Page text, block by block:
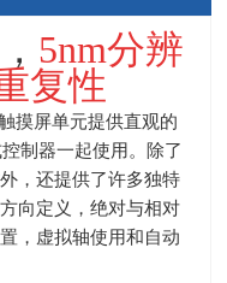
， 5nm分辨
复性
摸屏单元提供直观的
制器一起使用。除了
，还提供了许多独特
向定义，绝对与相对
，虚拟轴使用和自动